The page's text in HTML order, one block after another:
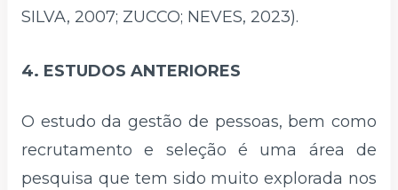
SILVA, 2007; ZUCCO; NEVES, 2023).
4. ESTUDOS ANTERIORES
O estudo da gestão de pessoas, bem como
recrutamento e seleção é uma área de
pesquisa que tem sido muito explorada nos